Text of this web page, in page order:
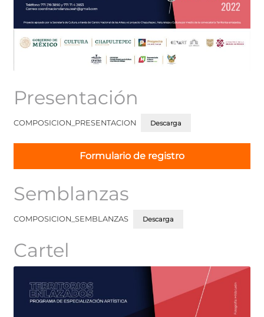
Presentación
COMPOSICION_PRESENTACION Descarga
Formulario de registro
Semblanzas
COMPOSICION_SEMBLANZAS Descarga
Cartel